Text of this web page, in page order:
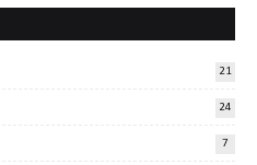
21
24
7